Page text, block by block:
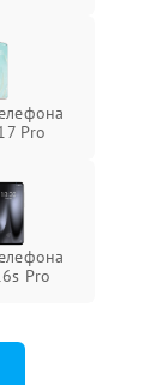
Pro
Pro